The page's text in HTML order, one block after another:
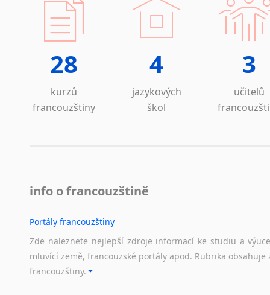
Indonéština
Irština
Islandština
Japonština
Jidiš
Kašmírština
Katalánština
Korsičtina
Kyrgyzština
Laoština
Laponština
28
kurzů
francouzštiny
4
jazykových
škol
3
učitelů
info o francouzštině
Portály francouzštiny
Zde naleznete nejlepší zdroje informací ke studiu a
mluvící země, francouzské portály apod. Rubrika
francouzštiny.